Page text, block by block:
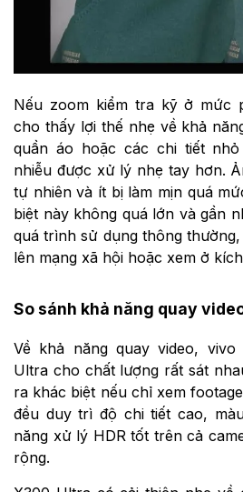
Nếu zoom kiểm tra kỹ ở mức
cho thấy lợi thế nhẹ về khả
quần áo hoặc các chi tiết
nhiễu được xử lý nhẹ tay hơn.
tự nhiên và ít bị làm mịn quá
biệt này không quá lớn và gần
quá trình sử dụng thông
lên mạng xã hội hoặc xem ở
So sánh khả năng quay
Về khả năng quay video,
Ultra cho chất lượng rất sát
ra khác biệt nếu chỉ xem
đều duy trì độ chi tiết cao,
năng xử lý HDR tốt trên cả
rộng.